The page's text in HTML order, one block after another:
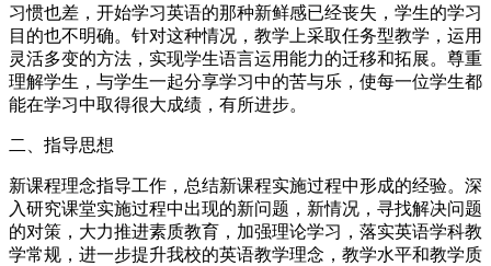
习惯也差，开始学习英语的那种新鲜感已经丧失，学生的学习
目的也不明确。针对这种情况，教学上采取任务型教学，运用
灵活多变的方法，实现学生语言运用能力的迁移和拓展。尊重
理解学生，与学生一起分享学习中的苦与乐，使每一位学生都
能在学习中取得很大成绩，有所进步。
二、指导思想
新课程理念指导工作，总结新课程实施过程中形成的经验。深
入研究课堂实施过程中出现的新问题，新情况，寻找解决问题
的对策，大力推进素质教育，加强理论学习，落实英语学科教
学常规，进一步提升我校的英语教学理念，教学水平和教学质